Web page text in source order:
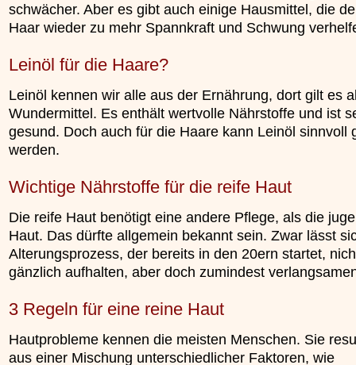
schwächer. Aber es gibt auch einige Hausmittel, die
Haar wieder zu mehr Spannkraft und Schwung
Leinöl für die Haare?
Leinöl kennen wir alle aus der Ernährung, dort gilt es
Wundermittel. Es enthält wertvolle Nährstoffe und ist
gesund. Doch auch für die Haare kann Leinöl sinnvoll
werden.
Wichtige Nährstoffe für die reife Haut
Die reife Haut benötigt eine andere Pflege, als die
Haut. Das dürfte allgemein bekannt sein. Zwar lässt
Alterungsprozess, der bereits in den 20ern startet,
gänzlich aufhalten, aber doch zumindest
3 Regeln für eine reine Haut
Hautprobleme kennen die meisten Menschen. Sie
aus einer Mischung unterschiedlicher Faktoren, wie